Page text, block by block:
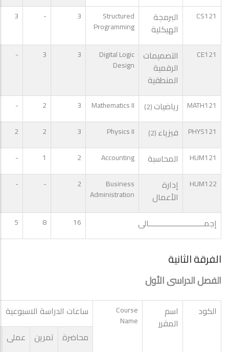
CS121
البرمجة
الهيكلية
Structured
Programming
3
-
3
CE121
التصميمات
الرقمية
المنطقية
Digital Logic
Design
3
3
-
MATH121 رياضيات(2)
Mathematics II
3
2
-
PHYS121
فيزياء(2)
Physics II
3
2
2
HUM121
المحاسبة Accounting
2
1
-
HUM122
إدارة
الأعمال
Business
Administration
2
-
-
إجمـــــــــــــــــــــــــــالى 16
8
5
الفرقة الثانية
الفصل الدراسى الأول
الكود
اسم
المقرر
Course
Name
ساعات الدراسة الاسبوعية
محاضرة تمرين عملى